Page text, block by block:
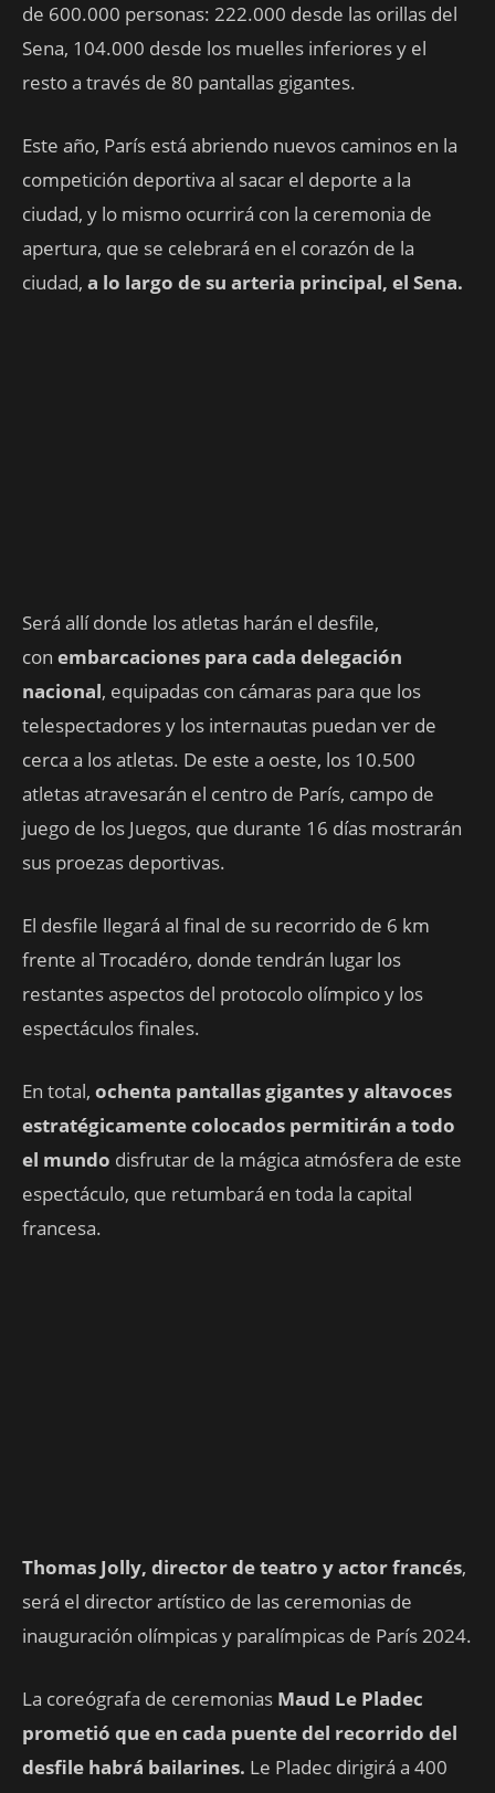
de 600.000 personas: 222.000 desde las orillas del
Sena, 104.000 desde los muelles inferiores y el
resto a través de 80 pantallas gigantes.
Este año, París está abriendo nuevos caminos en la
competición deportiva al sacar el deporte a la
ciudad, y lo mismo ocurrirá con la ceremonia de
apertura, que se celebrará en el corazón de la
ciudad, a lo largo de su arteria principal, el Sena.
Será allí donde los atletas harán el desfile,
con embarcaciones para cada delegación
nacional, equipadas con cámaras para que los
telespectadores y los internautas puedan ver de
cerca a los atletas. De este a oeste, los 10.500
atletas atravesarán el centro de París, campo de
juego de los Juegos, que durante 16 días mostrarán
sus proezas deportivas.
El desfile llegará al final de su recorrido de 6 km
frente al Trocadéro, donde tendrán lugar los
restantes aspectos del protocolo olímpico y los
espectáculos finales.
En total, ochenta pantallas gigantes y altavoces
estratégicamente colocados permitirán a todo
el mundo disfrutar de la mágica atmósfera de este
espectáculo, que retumbará en toda la capital
francesa.
Thomas Jolly, director de teatro y actor francés,
será el director artístico de las ceremonias de
inauguración olímpicas y paralímpicas de París 2024.
La coreógrafa de ceremonias Maud Le Pladec
prometió que en cada puente del recorrido del
desfile habrá bailarines. Le Pladec dirigirá a 400